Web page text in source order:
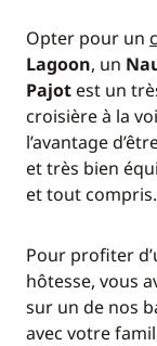
Opter pour un
Lagoon, un
Pajot est un
croisière à la
l’avantage
et très bien
et tout compris.
Pour profiter
hôtesse, vous
sur un de nos
avec votre